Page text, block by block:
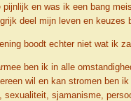
en was ik een bang
deel mijn leven en keuzes
boodt echter niet wat ik
ben ik in alle
wil en kan stromen
sjamanisme,